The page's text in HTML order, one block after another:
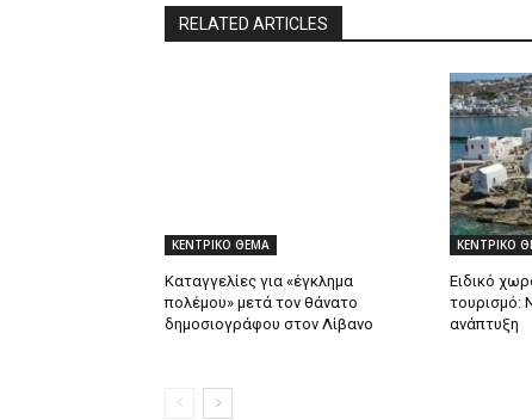
RELATED ARTICLES
ΚΕΝΤΡΙΚΟ ΘΕΜΑ
Καταγγελίες για «έγκλημα
πολέμου» μετά τον θάνατο
δημοσιογράφου στον Λίβανο
ΚΕΝΤΡΙΚΟ
Ειδικό
τουρισμό:
ανάπτυξη